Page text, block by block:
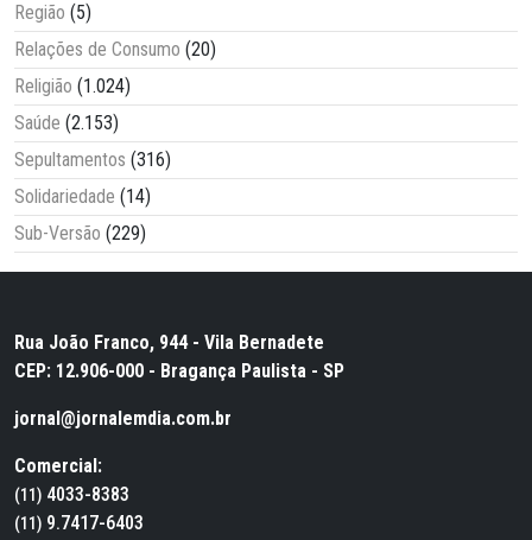
Região (5)
Relações de Consumo (20)
Religião (1.024)
Saúde (2.153)
Sepultamentos (316)
Solidariedade (14)
Sub-Versão (229)
Rua João Franco, 944 - Vila Bernadete
CEP: 12.906-000 - Bragança Paulista - SP
jornal@jornalemdia.com.br
Comercial:
(11) 4033-8383
(11) 9.7417-6403